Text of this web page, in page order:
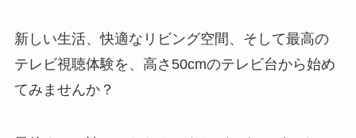
新しい生活、快適なリビング空間、そして最高の
テレビ視聴体験を、高さ50cmのテレビ台から始め
てみませんか？